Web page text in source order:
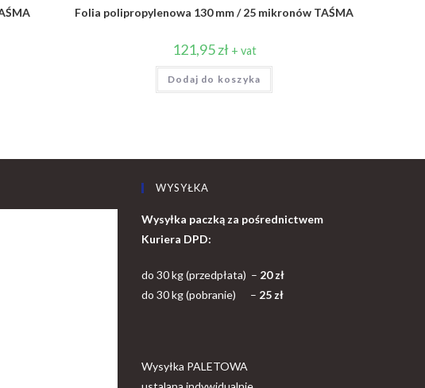
Folia polipropylenowa 130 mm / 25 mikronów TAŚMA
121,95zł + vat
Dodaj do koszyka
WYSYŁKA
Wysyłka paczką za pośrednictwem
Kuriera DPD:
do 30 kg (przedpłata) – 20 zł
do 30 kg (pobranie) – 25 zł
Wysyłka PALETOWA